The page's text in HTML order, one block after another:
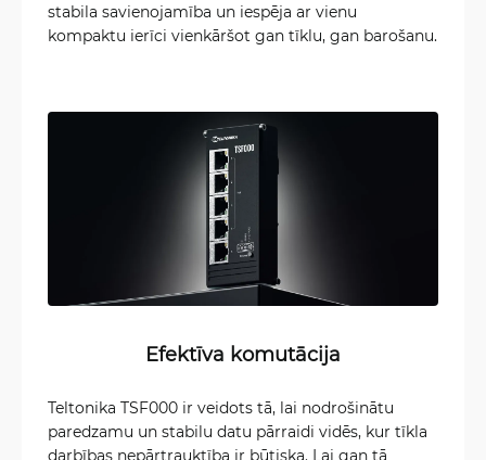
stabila savienojamība un iespēja ar vienu
kompaktu ierīci vienkāršot gan tīklu, gan barošanu.
Efektīva komutācija
Teltonika TSF000 ir veidots tā, lai nodrošinātu
paredzamu un stabilu datu pārraidi vidēs, kur tīkla
darbības nepārtrauktība ir būtiska. Lai gan tā